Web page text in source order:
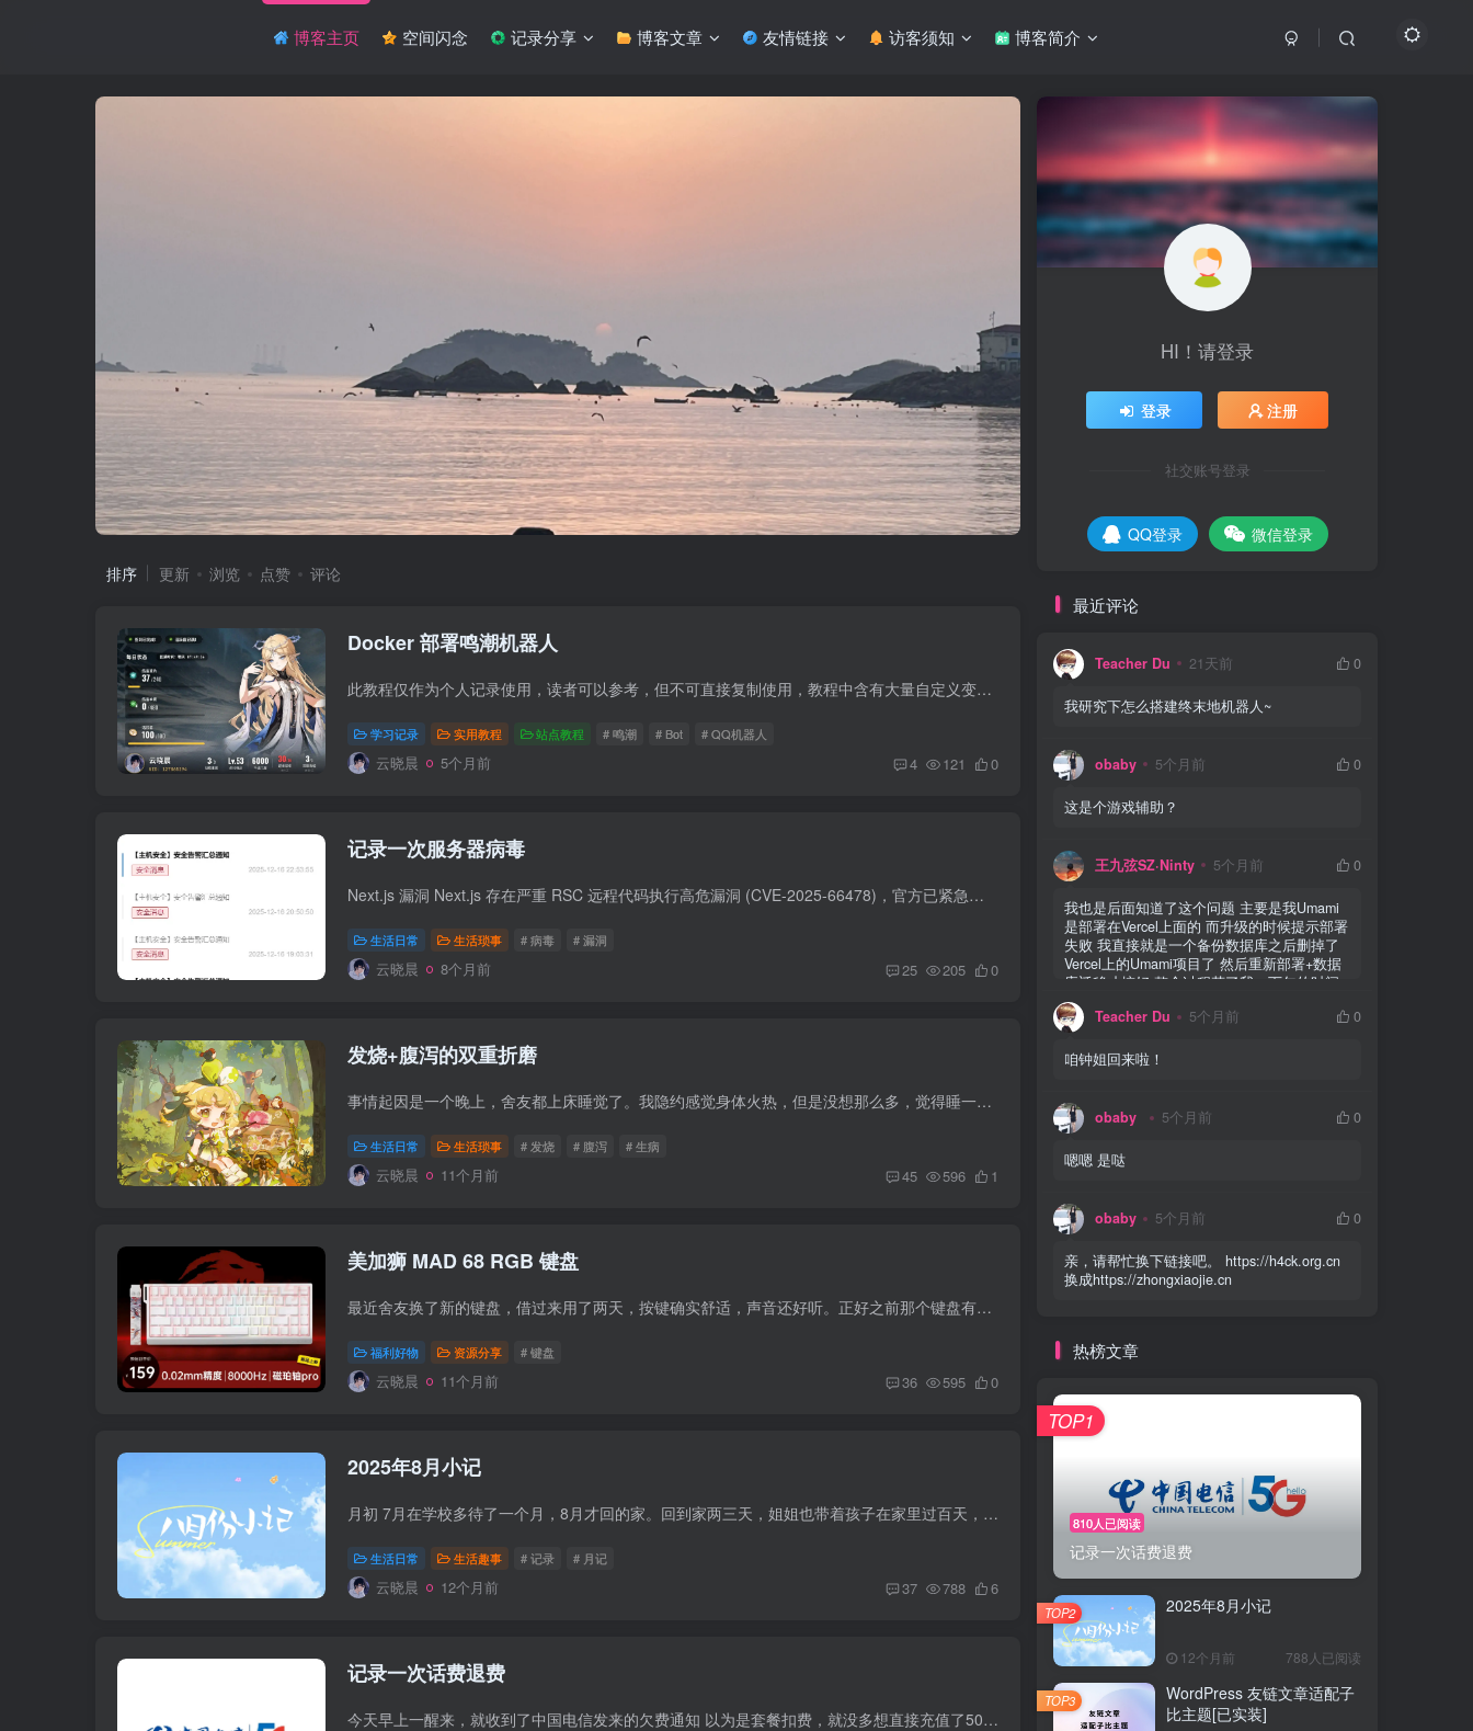
博客主页 空间闪念 记录分享 博客文章 友情链接 访客须知 博客简介
排序 更新 浏览 点赞 评论
Docker 部署鸣潮机器人
此教程仅作为个人记录使用，读者可以参考，但不可直接复制使用，教程中含有大量自定义变量代码！ 大家新年快乐！！又好久没有写文章了 此教程不仅可以搭建鸣潮机器人，可以使用其他插件，例如终...
学习记录 实用教程 站点教程 # 鸣潮 # Bot # QQ机器人
云晓晨 5个月前 4 121 0
记录一次服务器病毒
Next.js 漏洞 Next.js 存在严重 RSC 远程代码执行高危漏洞 (CVE-2025-66478)，官方已紧急发布修复，建议 Next.js 15/16 及部分 14.x Canary 用户立即升级。 这个漏洞被评为 CVSS 最高风险等级 ...
生活日常 生活琐事 # 病毒 # 漏洞
云晓晨 8个月前 25 205 0
发烧+腹泻的双重折磨
事情起因是一个晚上，舍友都上床睡觉了。我隐约感觉身体火热，但是没想那么多，觉得睡一觉就好了，结果第二天一起床就发烧到 39.4℃ 。去医院输了水，退烧了也没那么难受了。结果剩下几天一直腹...
生活日常 生活琐事 # 发烧 # 腹泻 # 生病
云晓晨 11个月前 45 596 1
美加狮 MAD 68 RGB 键盘
最近舍友换了新的键盘，借过来用了两天，按键确实舒适，声音还好听。正好之前那个键盘有的按键断触，就干脆出掉购入了标题这款键盘。这款键盘也有对应的 Pro 款，区别是 Pro 款是全铝外壳，但是...
福利好物 资源分享 # 键盘
云晓晨 11个月前 36 595 0
2025年8月小记
月初 7月在学校多待了一个月，8月才回的家。回到家两三天，姐姐也带着孩子在家里过百天，两个多月的小娃娃是真难照顾，晚上还要起来喂奶，姐姐说就是太熬得慌。有了小孩子花钱和瀑布一样，哪哪...
生活日常 生活趣事 # 记录 # 月记
云晓晨 12个月前 37 788 6
记录一次话费退费
今天早上一醒来，就收到了中国电信发来的欠费通知 以为是套餐扣费，就没多想直接充值了50元话费。早上吃完饭打开中国电信APP想看看这个月话费多少，不看不知道一看吓一跳，这个月话费高达90+（...
HI！请登录
登录 注册
社交账号登录
QQ登录 微信登录
最近评论
Teacher Du 21天前 0
我研究下怎么搭建终末地机器人~
obaby 5个月前 0
这是个游戏辅助？
王九弦SZ·Ninty 5个月前 0
我也是后面知道了这个问题 主要是我Umami
是部署在Vercel上面的 而升级的时候提示部署
失败 我直接就是一个备份数据库之后删掉了
Vercel上的Umami项目了 然后重新部署+数据
库迁移才搞好 整个过程花了我一下午的时间
Teacher Du
5个月前 0
咱钟姐回来啦！
obaby 5个月前 0
嗯嗯 是哒
obaby 5个月前 0
亲，请帮忙换下链接吧。 https://h4ck.org.cn
换成https://zhongxiaojie.cn
热榜文章
810人已阅读
记录一次话费退费
TOP1
2025年8月小记
12个月前 788人已阅读
TOP2
WordPress 友链文章适配子
比主题[已实装]
TOP3